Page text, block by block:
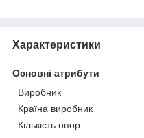
Характеристики
Основні атрибути
Виробник
Країна виробник
Кількість опор